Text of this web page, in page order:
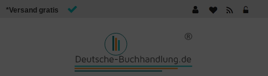
*Versand gratis